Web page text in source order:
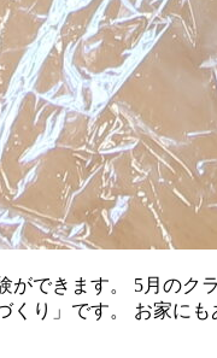
できます。 5月のク
り」です。 お家に